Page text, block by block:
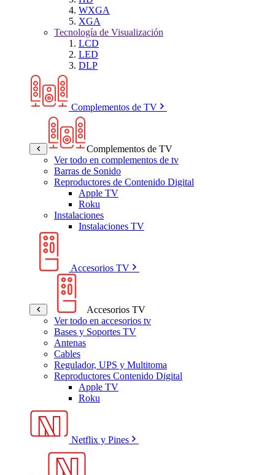
WXGA
XGA
Tecnología de Visualización
LCD
LED
DLP
Complementos de TV
Complementos de TV
Ver todo en complementos de tv
Barras de Sonido
Reproductores de Contenido Digital
Apple TV
Roku
Instalaciones
Instalaciones TV
Accesorios TV
Accesorios TV
Ver todo en accesorios tv
Bases y Soportes TV
Antenas
Cables
Regulador, UPS y Multitoma
Reproductores Contenido Digital
Apple TV
Roku
Netflix y Pines